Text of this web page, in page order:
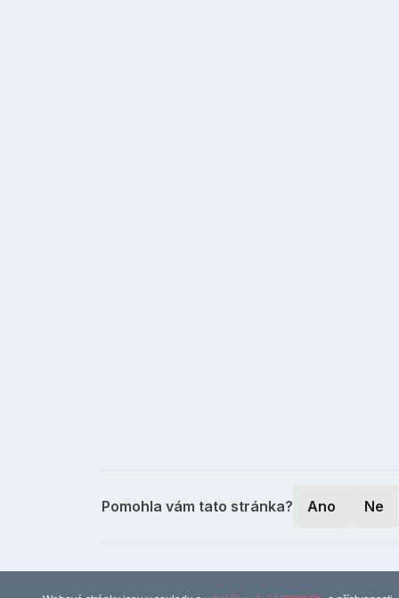
Pomohla vám tato stránka? Ano Ne